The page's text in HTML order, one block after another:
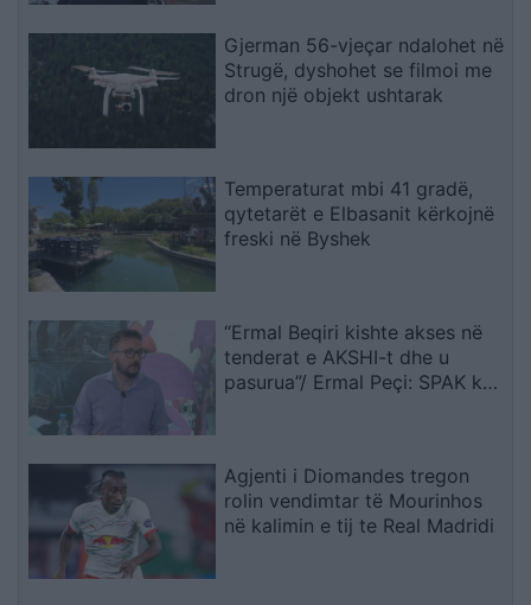
Gjerman 56-vjeçar ndalohet në
Strugë, dyshohet se filmoi me
dron një objekt ushtarak
Temperaturat mbi 41 gradë,
qytetarët e Elbasanit kërkojnë
freski në Byshek
“Ermal Beqiri kishte akses në
tenderat e AKSHI-t dhe u
pasurua”/ Ermal Peçi: SPAK ka
Agjenti i Diomandes tregon
rolin vendimtar të Mourinhos
në kalimin e tij te Real Madridi